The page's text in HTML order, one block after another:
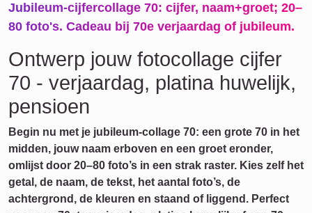
Jubileum-cijfercollage 70: cijfer, naam+groet; 20–
80 foto's. Cadeau bij 70e verjaardag of jubileum.
Ontwerp jouw fotocollage cijfer
70 - verjaardag, platina huwelijk,
pensioen
Begin nu met je jubileum-collage 70: een grote 70 in het
midden, jouw naam erboven en een groet eronder,
omlijst door 20–80 foto’s in een strak raster. Kies zelf het
getal, de naam, de tekst, het aantal foto’s, de
achtergrond, de kleuren en staand of liggend. Perfect